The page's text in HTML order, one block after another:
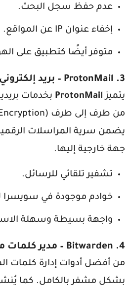
عدم حفظ سجل البحث.
إخفاء عنوان IP عن المواقع.
متوفر أيضًا كتطبيق على
3.
ProtonMail – بريد
يتميز ProtonMail بخدمات
يضمن سرية المراسلات
جهة خارجية إليها.
تشفير تلقائي للرسائل.
خوادم موجودة في سويسرا
واجهة بسيطة وسهلة
4.
Bitwarden – مدير كلمات
من أفضل أدوات إدارة كلمات
بشكل مشفر بالكامل. كما